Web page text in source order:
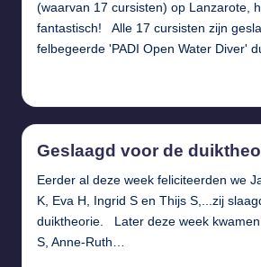
(waarvan 17 cursisten) op Lanzarote,
fantastisch! Alle 17 cursisten zijn
felbegeerde 'PADI Open Water Diver'
Geslaagd voor de
Eerder al deze week feliciteerden we
K, Eva H, Ingrid S en Thijs S,...zij
duiktheorie. Later deze week
S, Anne-Ruth…